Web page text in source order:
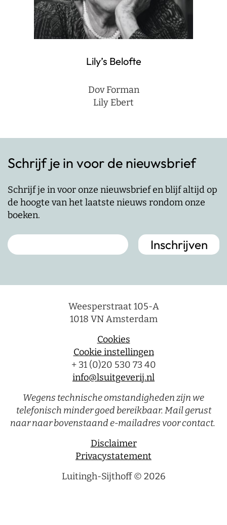
Lily’s Belofte
Dov Forman
Lily Ebert
Schrijf je in voor de nieuwsbrief
Schrijf je in voor onze nieuwsbrief en blijf altijd op
de hoogte van het laatste nieuws rondom onze
boeken.
Weesperstraat 105-A
1018 VN Amsterdam
Cookies
Cookie instellingen
+ 31 (0)20 530 73 40
info@lsuitgeverij.nl
Wegens technische omstandigheden zijn we
telefonisch minder goed bereikbaar. Mail gerust
naar naar bovenstaand e-mailadres voor contact.
Disclaimer
Privacystatement
Luitingh-Sijthoff © 2026